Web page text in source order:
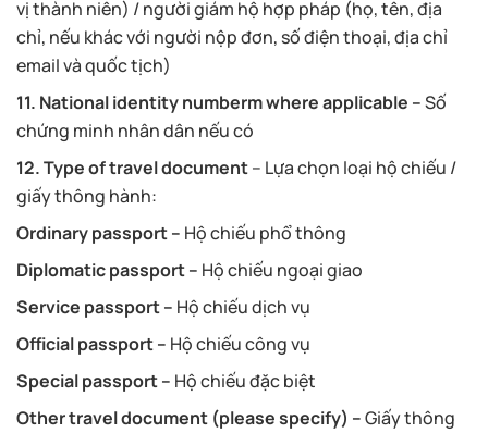
vị thành niên) / người giám hộ hợp pháp (họ, tên, địa
chỉ, nếu khác với người nộp đơn, số điện thoại, địa chỉ
email và quốc tịch)
11. National identity numberm where applicable –Số
chứng minh nhân dân nếu có
12. Type of travel document– Lựa chọn loại hộ chiếu /
giấy thông hành:
Ordinary passport – Hộ chiếu phổ thông
Diplomatic passport – Hộ chiếu ngoại giao
Service passport – Hộ chiếu dịch vụ
Official passport – Hộ chiếu công vụ
Special passport – Hộ chiếu đặc biệt
Other travel document (please specify) –Giấy thông